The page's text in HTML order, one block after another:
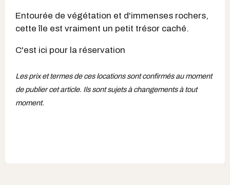
Entourée de végétation et d'immenses rochers,
cette île est vraiment un petit trésor caché.
C'est ici pour la réservation
Les prix et termes de ces locations sont confirmés au moment
de publier cet article. Ils sont sujets à changements à tout
moment.